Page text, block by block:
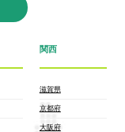
関西
滋賀県
京都府
大阪府